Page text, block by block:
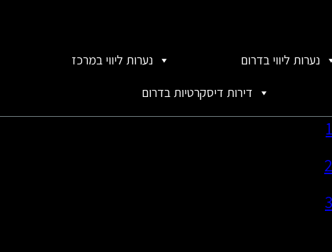
נערות ליווי במרכז נערות ליווי בדרום
דירות דיסקרטיות בדרום